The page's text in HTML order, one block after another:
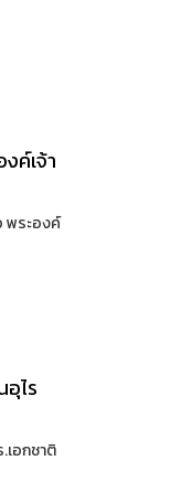
ค์เจ้า
พระองค์
ไร
อกชาติ